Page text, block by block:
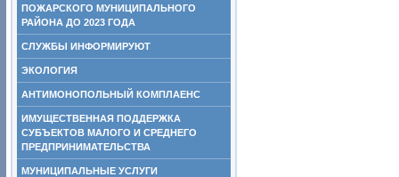
ПОЖАРСКОГО МУНИЦИПАЛЬНОГО
РАЙОНА ДО 2023 ГОДА
СЛУЖБЫ ИНФОРМИРУЮТ
ЭКОЛОГИЯ
АНТИМОНОПОЛЬНЫЙ КОМПЛАЕНС
ИМУЩЕСТВЕННАЯ ПОДДЕРЖКА
СУБЪЕКТОВ МАЛОГО И СРЕДНЕГО
ПРЕДПРИНИМАТЕЛЬСТВА
МУНИЦИПАЛЬНЫЕ УСЛУГИ